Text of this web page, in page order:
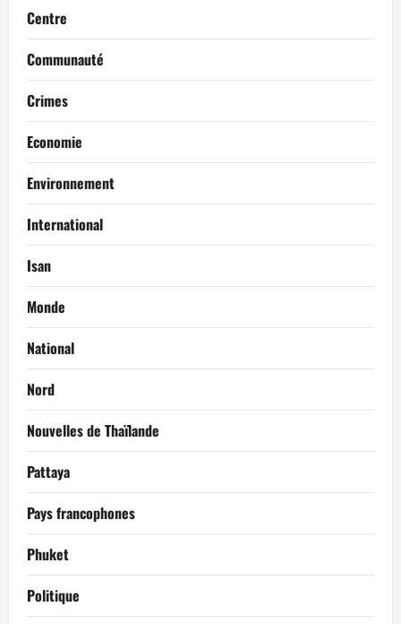
Centre
Communauté
Crimes
Economie
Environnement
International
Isan
Monde
National
Nord
Nouvelles de Thaïlande
Pattaya
Pays francophones
Phuket
Politique